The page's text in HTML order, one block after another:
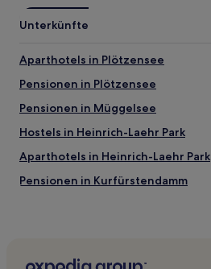
Unterkünfte
Aparthotels in Plötzensee
Pensionen in Plötzensee
Pensionen in Müggelsee
Hostels in Heinrich-Laehr Park
Aparthotels in Heinrich-Laehr Park
Pensionen in Kurfürstendamm